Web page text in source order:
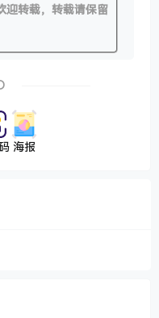
迎转载，转载请保留
海报